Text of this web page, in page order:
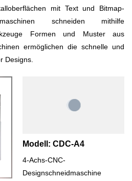
mit Text und Bitmap-
schneiden mithilfe
Formen und Muster aus
ermöglichen die schnelle und
Designs.
Modell: CDC-A4
4-Achs-CNC-
Designschneidmaschine